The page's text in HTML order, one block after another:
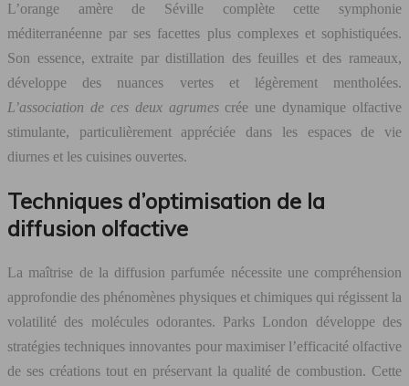
L’orange amère de Séville complète cette symphonie
méditerranéenne par ses facettes plus complexes et sophistiquées.
Son essence, extraite par distillation des feuilles et des rameaux,
développe des nuances vertes et légèrement mentholées.
L’association de ces deux agrumes crée une dynamique olfactive
stimulante, particulièrement appréciée dans les espaces de vie
diurnes et les cuisines ouvertes.
Techniques d’optimisation de la
diffusion olfactive
La maîtrise de la diffusion parfumée nécessite une compréhension
approfondie des phénomènes physiques et chimiques qui régissent la
volatilité des molécules odorantes. Parks London développe des
stratégies techniques innovantes pour maximiser l’efficacité olfactive
de ses créations tout en préservant la qualité de combustion. Cette